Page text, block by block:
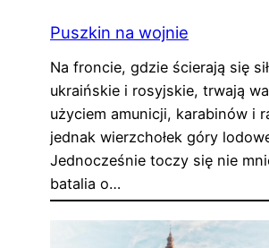
Puszkin na wojnie
Na froncie, gdzie ścierają się
ukraińskie i rosyjskie, trwają
użyciem amunicji, karabinów i
jednak wierzchołek góry
Jednocześnie toczy się nie
batalia o…